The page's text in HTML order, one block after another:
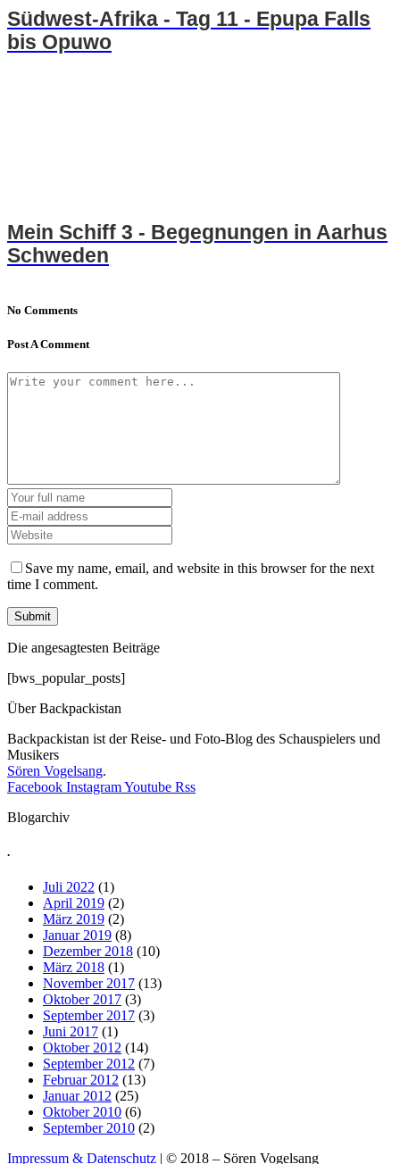
Südwest-Afrika - Tag 11 - Epupa Falls
bis Opuwo
Mein Schiff 3 - Begegnungen in Aarhus
Schweden
No Comments
Post A Comment
Save my name, email, and website in this browser for the next
time I comment.
Die angesagtesten Beiträge
[bws_popular_posts]
Über Backpackistan
Backpackistan ist der Reise- und Foto-Blog des Schauspielers und
Musikers
Sören Vogelsang.
Facebook InstagramYoutube Rss
Blogarchiv
.
Juli 2022 (1)
April 2019 (2)
März 2019 (2)
Januar 2019 (8)
Dezember 2018 (10)
März 2018 (1)
November 2017 (13)
Oktober 2017 (3)
September 2017 (3)
Juni 2017 (1)
Oktober 2012 (14)
September 2012 (7)
Februar 2012 (13)
Januar 2012 (25)
Oktober 2010 (6)
September 2010 (2)
Impressum & Datenschutz | © 2018 – Sören Vogelsang